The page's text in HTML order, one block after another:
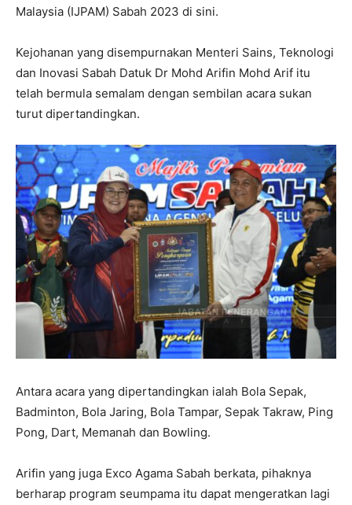
Malaysia (IJPAM) Sabah 2023 di sini.
Kejohanan yang disempurnakan Menteri Sains, Teknologi
dan Inovasi Sabah Datuk Dr Mohd Arifin Mohd Arif itu
telah bermula semalam dengan sembilan acara sukan
turut dipertandingkan.
Antara acara yang dipertandingkan ialah Bola Sepak,
Badminton, Bola Jaring, Bola Tampar, Sepak Takraw, Ping
Pong, Dart, Memanah dan Bowling.
Arifin yang juga Exco Agama Sabah berkata, pihaknya
berharap program seumpama itu dapat mengeratkan lagi